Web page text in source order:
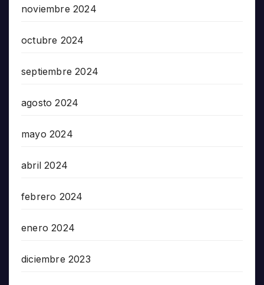
noviembre 2024
octubre 2024
septiembre 2024
agosto 2024
mayo 2024
abril 2024
febrero 2024
enero 2024
diciembre 2023